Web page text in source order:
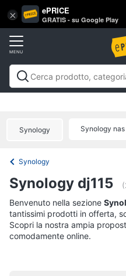
× ePRICE
GRATIS - su Google Play
Accedi
Registrati
Offerte
Tv
e
Home
Cinema
Vai
al
Synology Synology nas
Synology
Synology dj115
Benvenuto nella sezione
tantissimi prodotti in offerta,
Scopri la nostra ampia
comodamente online.